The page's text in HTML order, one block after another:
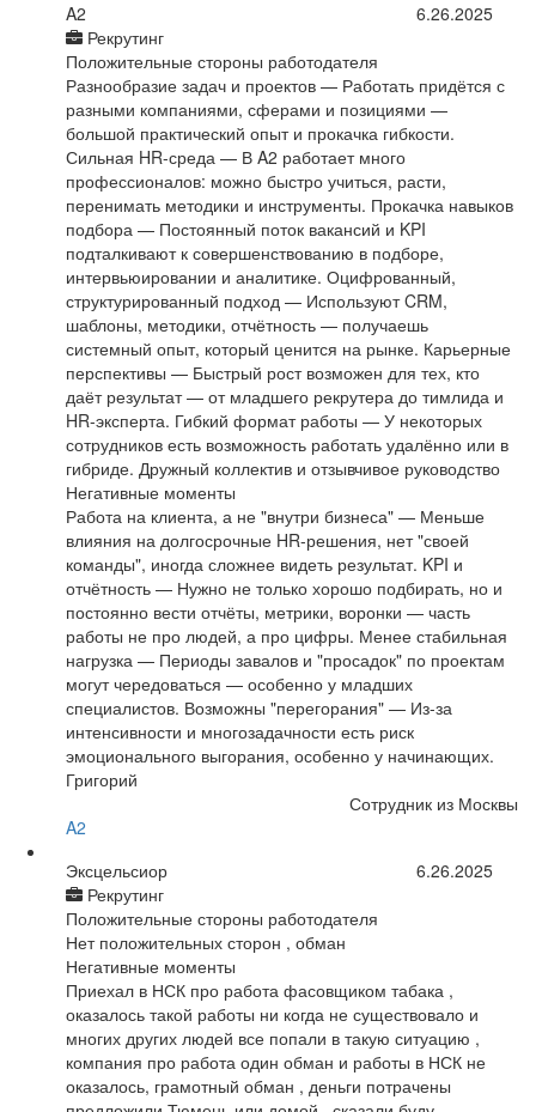
A2
Рекрутинг
6.26.2025
Положительные стороны работодателя
Разнообразие задач и проектов — Работать придётся с
разными компаниями, сферами и позициями —
большой практический опыт и прокачка гибкости.
Сильная HR-среда — В A2 работает много
профессионалов: можно быстро учиться, расти,
перенимать методики и инструменты. Прокачка навыков
подбора — Постоянный поток вакансий и KPI
подталкивают к совершенствованию в подборе,
интервьюировании и аналитике. Оцифрованный,
структурированный подход — Используют CRM,
шаблоны, методики, отчётность — получаешь
системный опыт, который ценится на рынке. Карьерные
перспективы — Быстрый рост возможен для тех, кто
даёт результат — от младшего рекрутера до тимлида и
HR-эксперта. Гибкий формат работы — У некоторых
сотрудников есть возможность работать удалённо или в
гибриде. Дружный коллектив и отзывчивое руководство
Негативные моменты
Работа на клиента, а не "внутри бизнеса" — Меньше
влияния на долгосрочные HR-решения, нет "своей
команды", иногда сложнее видеть результат. KPI и
отчётность — Нужно не только хорошо подбирать, но и
постоянно вести отчёты, метрики, воронки — часть
работы не про людей, а про цифры. Менее стабильная
нагрузка — Периоды завалов и "просадок" по проектам
могут чередоваться — особенно у младших
специалистов. Возможны "перегорания" — Из-за
интенсивности и многозадачности есть риск
эмоционального выгорания, особенно у начинающих.
Григорий
Сотрудник из Москвы
A2
Эксцельсиор
Рекрутинг
6.26.2025
Положительные стороны работодателя
Нет положительных сторон , обман
Негативные моменты
Приехал в НСК про работа фасовщиком табака ,
оказалось такой работы ни когда не существовало и
многих других людей все попали в такую ситуацию ,
компания про работа один обман и работы в НСК не
оказалось, грамотный обман , деньги потрачены